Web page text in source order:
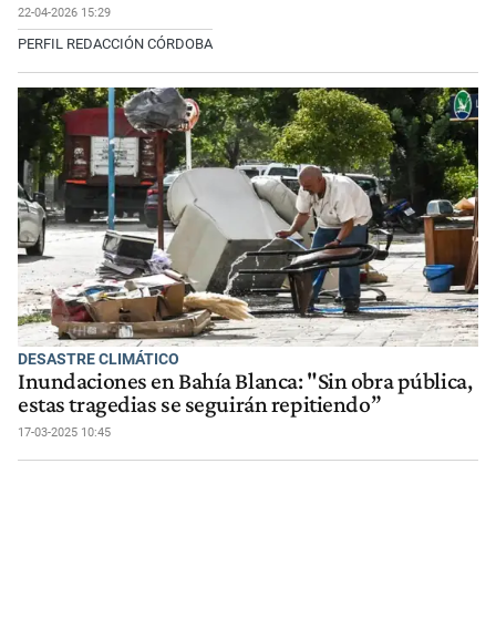
22-04-2026 15:29
PERFIL REDACCIÓN CÓRDOBA
DESASTRE CLIMÁTICO
Inundaciones en Bahía Blanca: "Sin obra pública,
estas tragedias se seguirán repitiendo”
17-03-2025 10:45